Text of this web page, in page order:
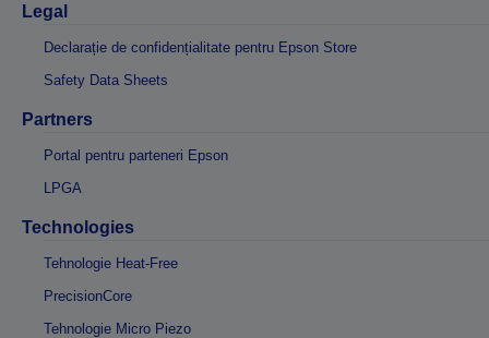
Legal
Declarație de confidențialitate pentru Epson Store
Safety Data Sheets
Partners
Portal pentru parteneri Epson
LPGA
Technologies
Tehnologie Heat-Free
PrecisionCore
Tehnologie Micro Piezo